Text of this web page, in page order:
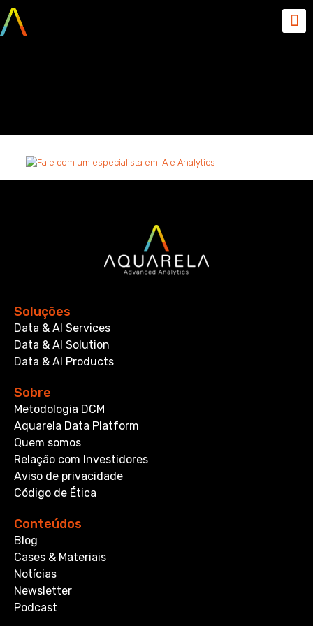
Soluções
Data & AI Services
Data & AI Solution
Data & AI Products
Sobre
Metodologia DCM
Aquarela Data Platform
Quem somos
Relação com Investidores
Aviso de privacidade
Código de Ética
Conteúdos
Blog
Cases & Materiais
Notícias
Newsletter
Podcast